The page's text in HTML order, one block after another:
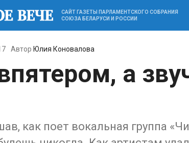
САЙТ ГАЗЕТЫ ПАРЛАМЕНТСКОГО СОБРАНИЯ
СОЮЗА БЕЛАРУСИ И РОССИИ
Автор Юлия Коновалова
а
как поет вокальная группа